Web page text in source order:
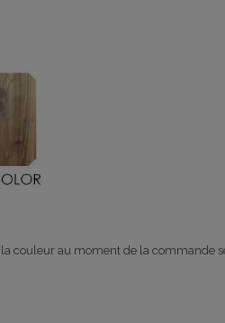
couleur au moment de la commande